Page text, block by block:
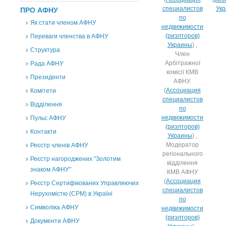
ПРО АФНУ
Як стати членом АФНУ
Переваги членства в АФНУ
Структура
Рада АФНУ
Президенти
Комітети
Відділення
Пульс АФНУ
Контакти
Реєстр членів АФНУ
Реєстр нагороджених "Золотим
знаком АФНУ"
Реєстр Сертифікованих Управляючих
Нерухомістю (CPM) в Україні
Символіка АФНУ
Документи АФНУ
специалистов
по
недвижимости
(риэлторов)
Украины) ,
Член
Арбітражної
комісії КМВ
АФНУ.
(Ассоциация
специалистов
по
недвижимости
(риэлторов)
Украины) ,
Модератор
регіонального
відділення
КМВ АФНУ
(Ассоциация
специалистов
по
недвижимости
(риэлторов)